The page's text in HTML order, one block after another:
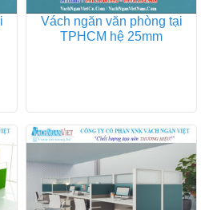
Vách ngăn văn phòng tại
TPHCM hệ 25mm